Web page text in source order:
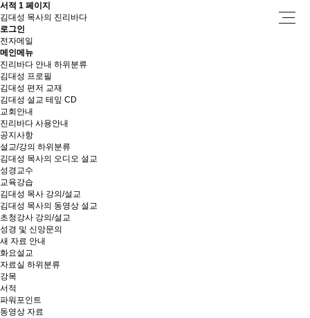
서적 1 페이지
김대성 목사의 진리바다
로그인
전자메일
메인메뉴
진리바다 안내 하위분류
김대성 프로필
김대성 편저 교재
김대성 설교 테잎 CD
교회안내
진리바다 사용안내
공지사항
설교/강의 하위분류
김대성 목사의 오디오 설교
성경교수
교육강습
김대성 목사 강의/설교
김대성 목사의 동영상 설교
초청강사 강의/설교
성경 및 신앙문의
새 자료 안내
화요설교
자료실 하위분류
강목
서적
파워포인트
동영상 자료